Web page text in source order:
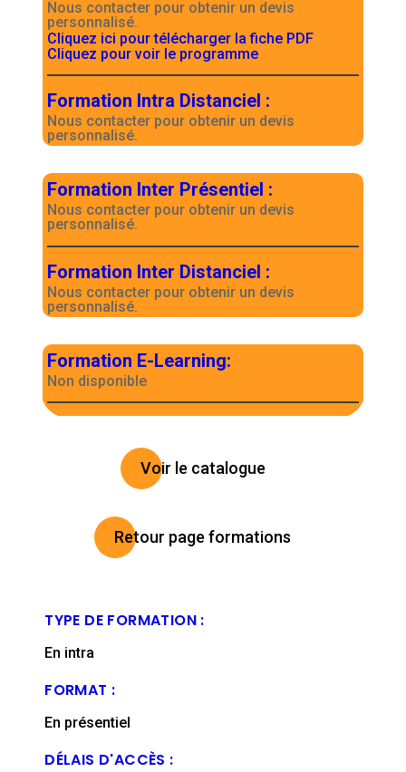
Nous contacter pour obtenir un devis
personnalisé.
Cliquez ici pour télécharger la fiche PDF
Cliquez pour voir le programme
Formation Intra Distanciel :
Nous contacter pour obtenir un devis
personnalisé.
Formation Inter Présentiel :
Nous contacter pour obtenir un devis
personnalisé.
Formation Inter Distanciel :
Nous contacter pour obtenir un devis
personnalisé.
Formation E-Learning:
Non disponible
Voir le catalogue
Retour page formations
TYPE DE FORMATION :
En intra
FORMAT :
En présentiel
DÉLAIS D'ACCÈS :